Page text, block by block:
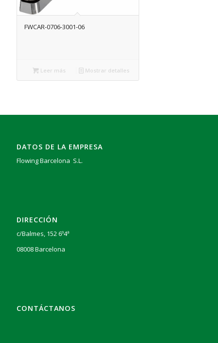
FWCAR-0706-3001-06
Leer más Mostrar detalles
DATOS DE LA EMPRESA
Flowing Barcelona S.L.
DIRECCIÓN
c/Balmes, 152 6º4ª
08008 Barcelona
CONTÁCTANOS